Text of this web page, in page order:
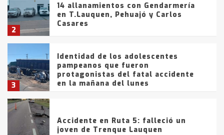
2
14 allanamientos con Gendarmería
en T.Lauquen, Pehuajó y Carlos
Casares
3
Identidad de los adolescentes
pampeanos que fueron
protagonistas del fatal accidente
en la mañana del lunes
Accidente en Ruta 5: falleció un
joven de Trenque Lauquen